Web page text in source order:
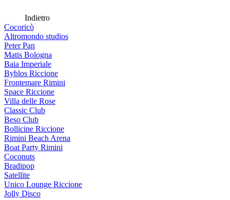
Indietro
Cocoricò
Altromondo studios
Peter Pan
Matis Bologna
Baia Imperiale
Byblos Riccione
Frontemare Rimini
Space Riccione
Villa delle Rose
Classic Club
Beso Club
Bollicine Riccione
Rimini Beach Arena
Boat Party Rimini
Coconuts
Bradipop
Satellite
Unico Lounge Riccione
Jolly Disco